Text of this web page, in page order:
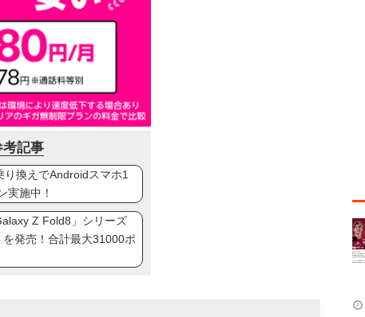
考記事
換えでAndroidスマホ1
実施中！
Z Fold8」シリーズ
発売！合計最大31000ポ